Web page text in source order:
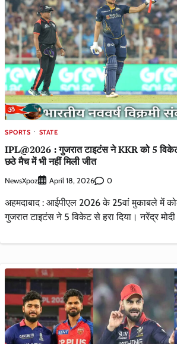
SPORTS STATE
IPL@2026 : गुजरात टाइटंस ने KKR को 5
छठे मैच में भी नहीं मिली जीत
NewsXpoz April 18, 2026 0
अहमदाबाद : आईपीएल 2026 के 25वां मुकाबले में
गुजरात टाइटंस ने 5 विकेट से हरा दिया। नरेंद्र